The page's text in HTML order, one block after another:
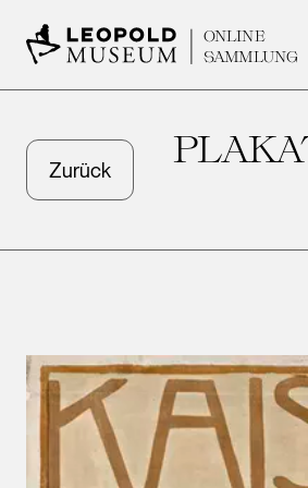
ONLINE
SAMMLUNG
Zurück